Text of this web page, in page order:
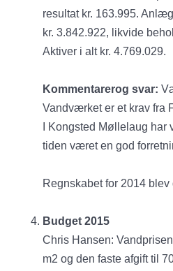
resultat kr. 163.995.
kr. 3.842.922, likvide
Aktiver i alt kr. 4.769.029.
Kommentarerog svar:
Vandværket er et krav fra
I Kongsted Møllelaug
tiden været en god
Regnskabet for 2014 blev
Budget 2015
Chris Hansen:
m2 og den faste afgift til